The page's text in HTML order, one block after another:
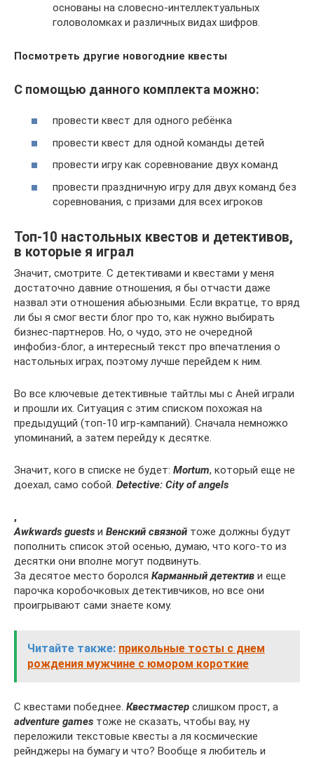
основаны на словесно-интеллектуальных
головоломках и различных видах шифров.
Посмотреть другие новогодние квесты
С помощью данного комплекта можно:
провести квест для одного ребёнка
провести квест для одной команды детей
провести игру как соревнование двух команд
провести праздничную игру для двух команд без
соревнования, с призами для всех игроков
Топ-10 настольных квестов и детективов,
в которые я играл
Значит, смотрите. С детективами и квестами у меня
достаточно давние отношения, я бы отчасти даже
назвал эти отношения абьюзными. Если вкратце, то вряд
ли бы я смог вести блог про то, как нужно выбирать
бизнес-партнеров. Но, о чудо, это не очередной
инфобиз-блог, а интересный текст про впечатления о
настольных играх, поэтому лучше перейдем к ним.
Во все ключевые детективные тайтлы мы с Аней играли
и прошли их. Ситуация с этим списком похожая на
предыдущий (топ-10 игр-кампаний). Сначала немножко
упоминаний, а затем перейду к десятке.
Значит, кого в списке не будет: Mortum, который еще не
доехал, само собой. Detective: City of angels
,
Awkwards guests и Венский связной тоже должны будут
пополнить список этой осенью, думаю, что кого-то из
десятки они вполне могут подвинуть.
За десятое место боролся Карманный детектив и еще
парочка коробочковых детективчиков, но все они
проигрывают сами знаете кому.
Читайте также: прикольные тосты с днем
рождения мужчине с юмором короткие
С квестами победнее. Квестмастер слишком прост, а
adventure games тоже не сказать, чтобы вау, ну
переложили текстовые квесты а ля космические
рейнджеры на бумагу и что? Вообще я любитель и